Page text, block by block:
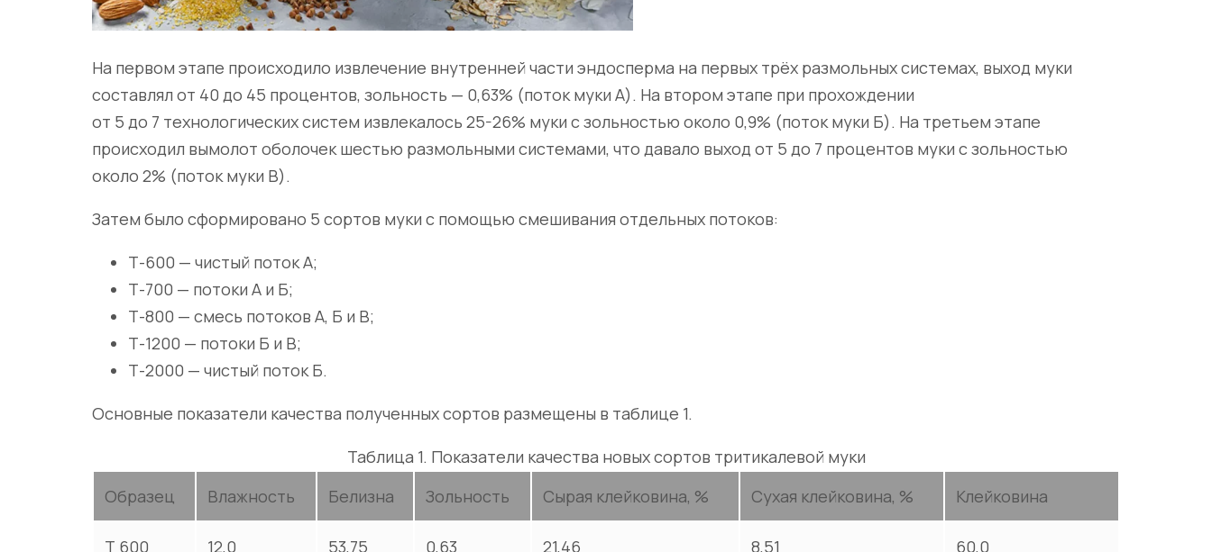
На первом этапе происходило извлечение внутренней части эндосперма на первых трёх размольных системах, выход муки
составлял от 40 до 45 процентов, зольность — 0,63% (поток муки А). На втором этапе при прохождении
от 5 до 7 технологических систем извлекалось 25-26% муки с зольностью около 0,9% (поток муки Б). На третьем этапе
происходил вымолот оболочек шестью размольными системами, что давало выход от 5 до 7 процентов муки с зольностью
около 2% (поток муки В).
Затем было сформировано 5 сортов муки с помощью смешивания отдельных потоков:
Т-600 — чистый поток А;
Т-700 — потоки А и Б;
Т-800 — смесь потоков А, Б и В;
Т-1200 — потоки Б и В;
Т-2000 — чистый поток Б.
Основные показатели качества полученных сортов размещены в таблице 1.
Таблица 1. Показатели качества новых сортов тритикалевой муки
Образец
Влажность Белизна Зольность Сырая клейковина, % Сухая клейковина, % Клейковина
Т 600 12,0 53,75 0,63 21,46 8,51
60,0